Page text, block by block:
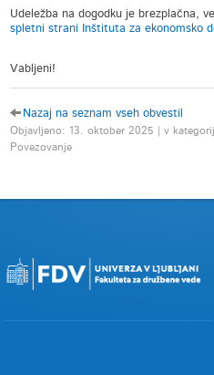
Udeležba na dogodku je brezplačna,
spletni strani Inštituta za ekonomsko
Vabljeni!
Nazaj na seznam vseh obvestil
Objavljeno: 13. oktober 2025 | v
Povezovanje